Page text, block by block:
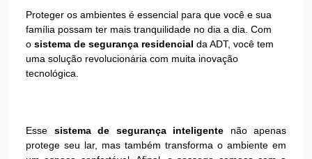
Proteger os ambientes é essencial para que você e sua
família possam ter mais tranquilidade no dia a dia. Com
o sistema de segurança residencial da ADT, você tem
uma solução revolucionária com muita inovação
tecnológica.
Esse sistema de segurança inteligente não apenas
protege seu lar, mas também transforma o ambiente em